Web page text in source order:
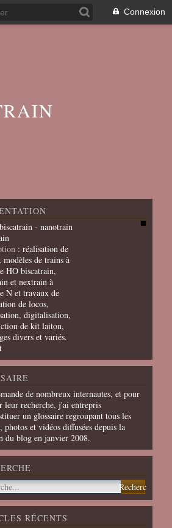
Connexion
- nanotrain
: réalisation de
modèles de trains à
HO biscatrain,
et nextrain à
N et travaux de
de locos,
digitalisation,
de kit laiton,
divers et variés.
de nombreux internautes, et pour
leur recherche, j'ai entrepris
un glossaire regroupant tous les
photos et vidéos diffusées depuis la
du blog en janvier 2008.
RÉCENTS